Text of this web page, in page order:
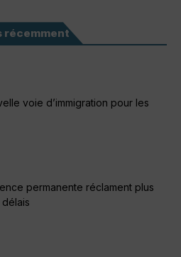
récemment
voie d’immigration pour les
permanente réclament plus